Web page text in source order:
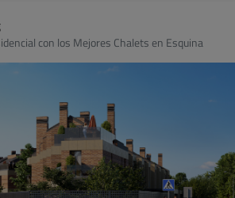
con los Mejores Chalets en Esquina